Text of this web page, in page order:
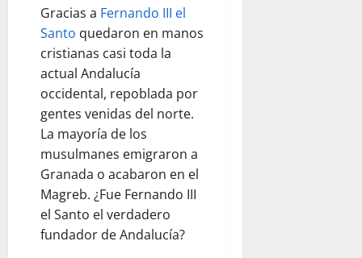
Gracias a Fernando III el
Santo quedaron en manos
cristianas casi toda la
actual Andalucía
occidental, repoblada por
gentes venidas del norte.
La mayoría de los
musulmanes emigraron a
Granada o acabaron en el
Magreb. ¿Fue Fernando III
el Santo el verdadero
fundador de Andalucía?